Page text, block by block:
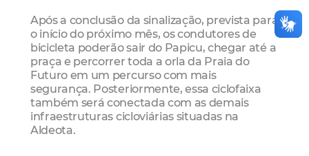
Após a conclusão da sinalização, prevista para
o início do próximo mês, os condutores de
bicicleta poderão sair do Papicu, chegar até a
praça e percorrer toda a orla da Praia do
Futuro em um percurso com mais
segurança. Posteriormente, essa ciclofaixa
também será conectada com as demais
infraestruturas cicloviárias situadas na
Aldeota.